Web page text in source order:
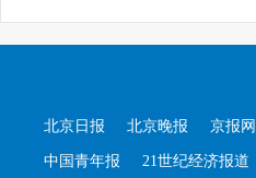
北京日报 北京晚报 京报网
中国青年报 21世纪经济报道